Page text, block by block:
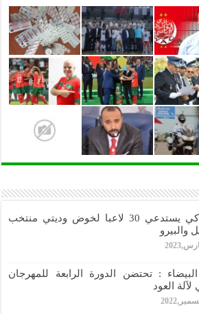
الركراكي يستدعي 30 لاعبا لخوض وديتي منتخب
والبيرو
البيضاء : تحتضن الدورة الرابعة للمهرجان
لآلة العود